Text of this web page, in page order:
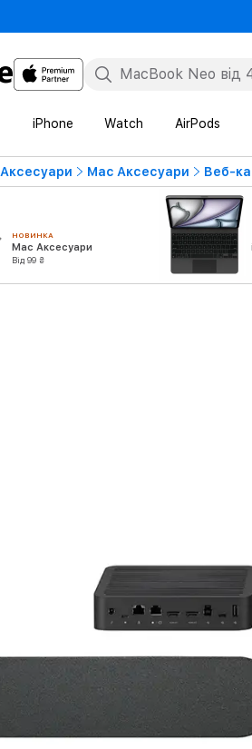
iPhone Watch AirPods
Аксесуари Mac Аксесуари Веб-
НОВИНКА
Mac Аксесуари
Від 99 ₴